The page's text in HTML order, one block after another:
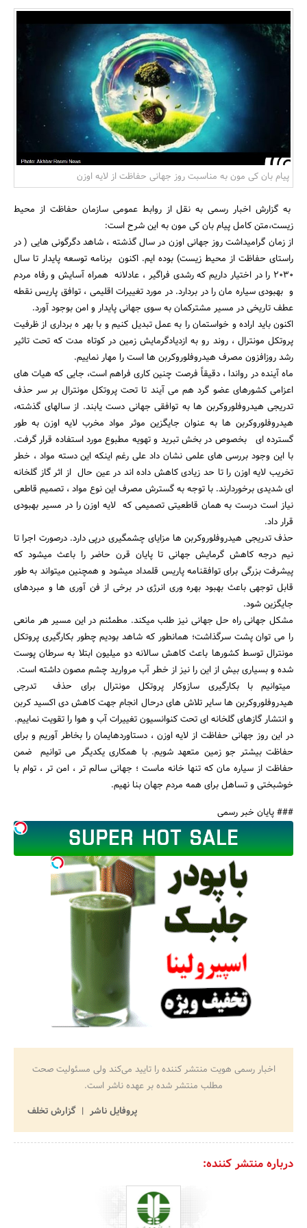
مسکن و ساختمان
جستجو
پیام بان کی مون به مناسبت روز جهانی حفاظت از لایه اوزن
به گزارش اخبار رسمی به نقل از روابط عمومی سازمان حفاظت از محیط
زیست،متن کامل پیام بان کی مون به این شرح است:
از زمان گرامیداشت روز جهانی اوزن در سال گذشته ، شاهد دگرگونی هایی ( در
راستای حفاظت از محیط زیست) بوده ایم. اکنون برنامه توسعه پایدار تا سال
2030 را در اختیار داریم که رشدی فراگیر ، عادلانه همراه آسایش و رفاه مردم
و بهبودی سیاره مان را در بردارد. در مورد تغییرات اقلیمی ، توافق پاریس نقطه
عطف تاریخی در مسیر مشترکمان به سوی جهانی پایدار و امن بوجود آورد.
اکنون باید اراده و خواستمان را به عمل تبدیل کنیم و با بهر ه برداری از ظرفیت
پروتکل مونترال ، روند رو به ازدیادگرمایش زمین در کوتاه مدت که تحت تاثیر
رشد روزافزون مصرف هیدروفلوروکربن ها است را مهار نماییم.
ماه آینده در رواندا ، دقیقاً فرصت چنین کاری فراهم است، جایی که هیات های
اعزامی کشورهای عضو گرد هم می آیند تا تحت پروتکل مونترال بر سر حذف
تدریجی هیدروفلوروکربن ها به توافقی جهانی دست یابند. از سالهای گذشته،
هیدروفلوروکربن ها به عنوان جایگزین موثر مواد مخرب لایه اوزن به طور
گسترده ای بخصوص در بخش تبرید و تهویه مطبوع مورد استفاده قرار گرفت.
با این وجود بررسی های علمی نشان داد علی رغم اینکه این دسته مواد ، خطر
تخریب لایه اوزن را تا حد زیادی کاهش داده اند در عین حال از اثر گاز گلخانه
ای شدیدی برخوردارند. با توجه به گسترش مصرف این نوع مواد ، تصمیم قاطعی
نیاز است درست به همان قاطعیتی تصمیمی که لایه اوزن را در مسیر بهبودی
قرار داد.
حذف تدریجی هیدروفلوروکربن ها مزایای چشمگیری درپی دارد. درصورت اجرا تا
نیم درجه کاهش گرمایش جهانی تا پایان قرن حاضر را باعث میشود که
پیشرفت بزرگی برای توافقنامه پاریس قلمداد میشود و همچنین میتواند به طور
قابل توجهی باعث بهبود بهره وری انرژی در برخی از فن آوری ها و مبردهای
جایگزین شود.
مشکل جهانی راه حل جهانی نیز طلب میکند. مطمئنم در این مسیر هر مانعی
را می توان پشت سرگذاشت؛ همانطور که شاهد بودیم چطور بکارگیری پروتکل
مونترال توسط کشورها باعث کاهش سالانه دو میلیون ابتلا به سرطان پوست
شده و بسیاری بیش از این را نیز از خطر آب مروارید چشم مصون داشته است.
میتوانیم با بکارگیری سازوکار پروتکل مونترال برای حذف تدرجی
هیدروفلوروکربن ها سایر تلاش های درحال انجام جهت کاهش دی اکسید کربن
و انتشار گازهای گلخانه ای تحت کنوانسیون تغییرات‌ آب‌ و هوا را تقویت نماییم.
در این روز جهانی حفاظت از لایه اوزن ، دستاوردهایمان را بخاطر آوریم و برای
حفاظت بیشتر جو زمین متعهد شویم. با همکاری یکدیگر می توانیم ضمن
حفاظت از سیاره مان که تنها خانه ماست ؛ جهانی سالم تر ، امن تر ، توام با
خوشبختی و تساهل برای همه مردم جهان بنا نهیم.
### پایان خبر رسمی
اخبار رسمی هویت منتشر کننده را تایید می‌کند ولی مسئولیت صحت
مطلب منتشر شده بر عهده ناشر است.
پروفایل ناشر
گزارش تخلف
درباره منتشر کننده: